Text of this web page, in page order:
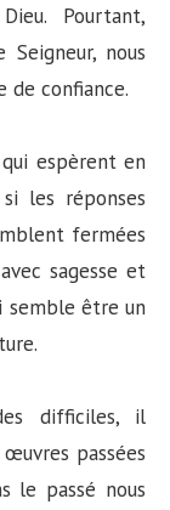
Pourtant,
nous
de confiance.
espèrent en
les réponses
fermées
sagesse et
semble être un
difficiles, il
passées
le passé nous